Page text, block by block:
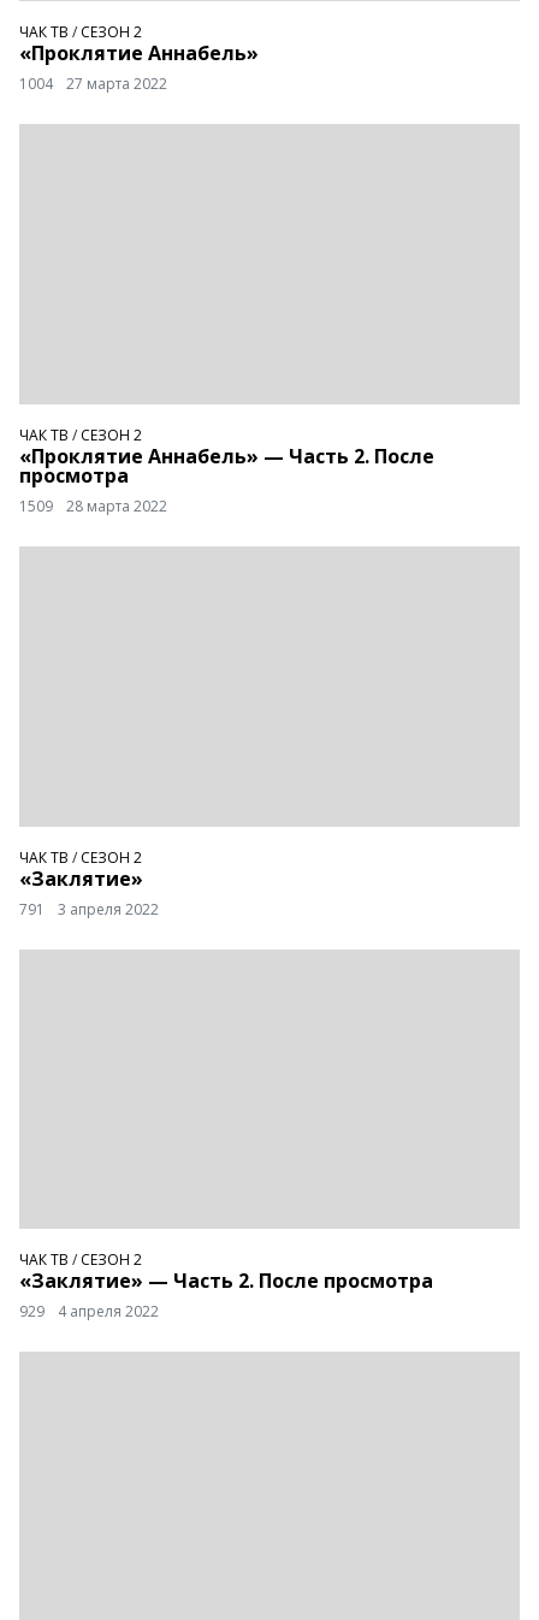
ЧАК ТВ / СЕЗОН 2
«Проклятие Аннабель»
1004 27 марта 2022
ЧАК ТВ / СЕЗОН 2
«Проклятие Аннабель» — Часть 2. После
просмотра
1509 28 марта 2022
ЧАК ТВ / СЕЗОН 2
«Заклятие»
791 3 апреля 2022
ЧАК ТВ / СЕЗОН 2
«Заклятие» — Часть 2. После просмотра
929 4 апреля 2022